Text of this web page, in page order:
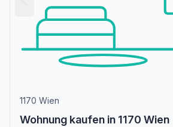
1170 Wien
Wohnung kaufen in 1170 Wien